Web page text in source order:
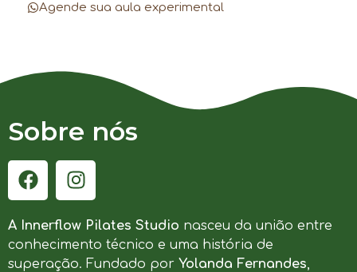
Agende sua aula experimental
Sobre nós
A Innerflow Pilates Studio nasceu da união entre
conhecimento técnico e uma história de
superação. Fundado por Yolanda Fernandes,